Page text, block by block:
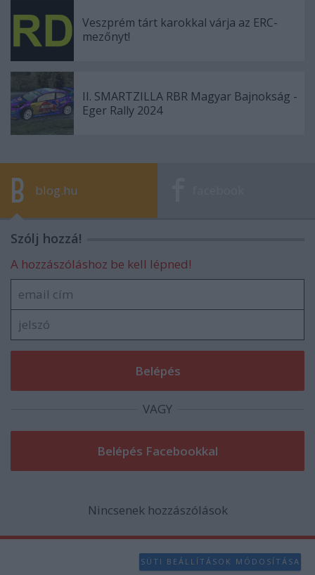
Veszprém tárt karokkal várja az ERC-
mezőnyt!
II. SMARTZILLA RBR Magyar Bajnokság -
Eger Rally 2024
blog.hu
Szólj hozzá!
A hozzászóláshoz be kell lépned!
VAGY
Nincsenek hozzászólások
SÜTI BEÁLLÍTÁSOK MÓDOSÍTÁSA